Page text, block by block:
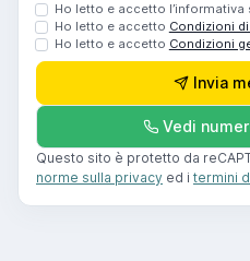
Ho letto e accetto l’informativa
Ho letto e accetto Condizioni
Ho letto e accetto Condizioni
Invia
Vedi
Questo sito è protetto da
norme sulla privacy ed i termini